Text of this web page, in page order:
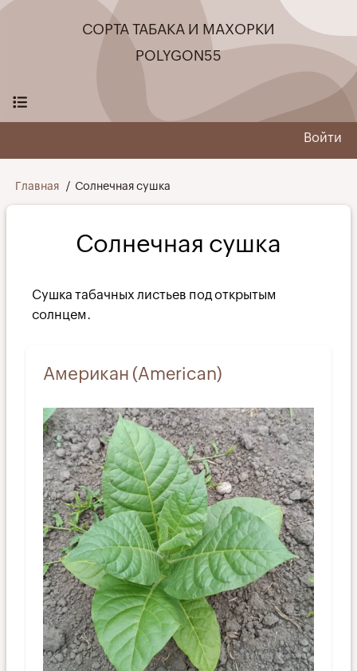
Перейти
СОРТА ТАБАКА И МАХОРКИ
POLYGON55
menu
Войти
Строка
Главная Солнечная сушка
Солнечная сушка
Сушка табачных листьев под открытым
солнцем.
Американ (American)